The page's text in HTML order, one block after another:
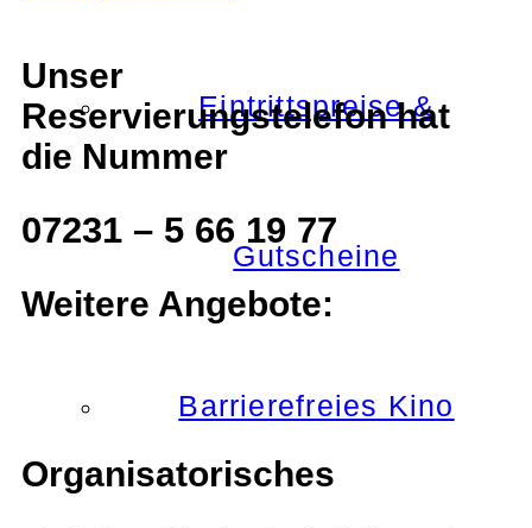
Eintrittspreise &
Gutscheine
Barrierefreies Kino
Unser
Reservierungstelefon hat
die Nummer
07231 – 5 66 19 77
Weitere Angebote:
Organisatorisches